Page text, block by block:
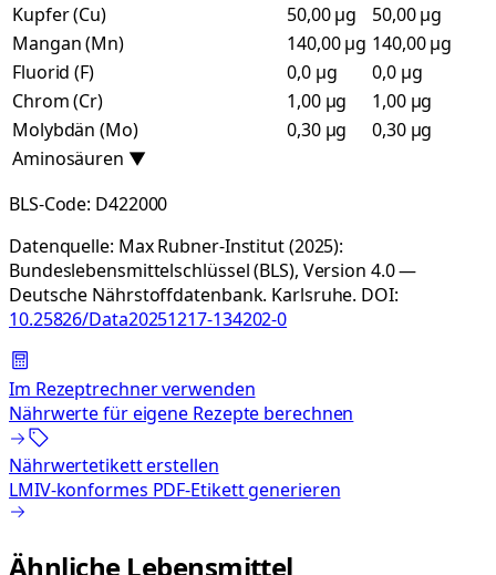
Kupfer (Cu)
50,00 µg
50,00 µg
Mangan (Mn)
140,00 µg 140,00 µg
Fluorid (F)
0,0 µg
0,0 µg
Chrom (Cr)
1,00 µg
1,00 µg
Molybdän (Mo)
0,30 µg
0,30 µg
Aminosäuren ▼
BLS-Code: D422000
Datenquelle: Max Rubner-Institut (2025):
Bundeslebensmittelschlüssel (BLS), Version 4.0 —
Deutsche Nährstoffdatenbank. Karlsruhe. DOI:
10.25826/Data20251217-134202-0
Im Rezeptrechner verwenden
Nährwerte für eigene Rezepte berechnen
Nährwertetikett erstellen
LMIV-konformes PDF-Etikett generieren
Ähnliche Lebensmittel